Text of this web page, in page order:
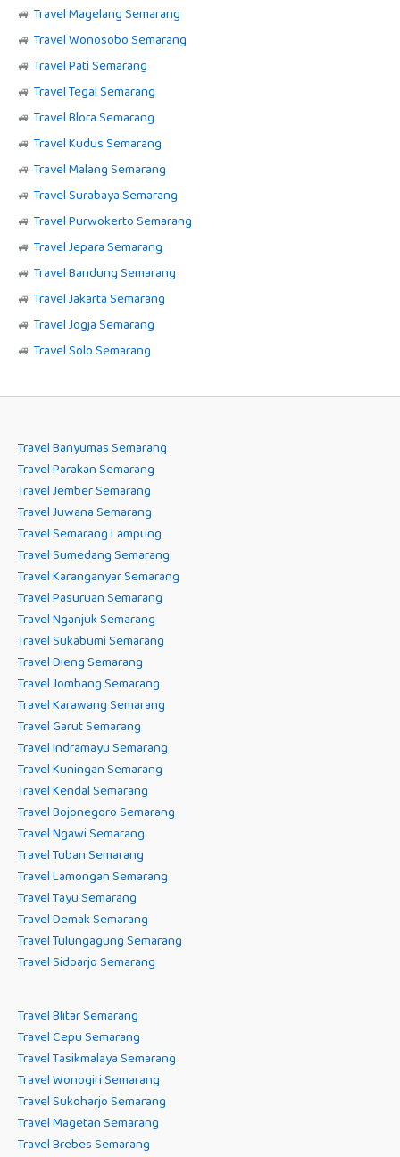
🚙 Travel Magelang Semarang
🚙 Travel Wonosobo Semarang
🚙 Travel Pati Semarang
🚙 Travel Tegal Semarang
🚙 Travel Blora Semarang
🚙 Travel Kudus Semarang
🚙 Travel Malang Semarang
🚙 Travel Surabaya Semarang
🚙 Travel Purwokerto Semarang
🚙 Travel Jepara Semarang
🚙 Travel Bandung Semarang
🚙 Travel Jakarta Semarang
🚙 Travel Jogja Semarang
🚙 Travel Solo Semarang
Travel Banyumas Semarang
Travel Parakan Semarang
Travel Jember Semarang
Travel Juwana Semarang
Travel Semarang Lampung
Travel Sumedang Semarang
Travel Karanganyar Semarang
Travel Pasuruan Semarang
Travel Nganjuk Semarang
Travel Sukabumi Semarang
Travel Dieng Semarang
Travel Jombang Semarang
Travel Karawang Semarang
Travel Garut Semarang
Travel Indramayu Semarang
Travel Kuningan Semarang
Travel Kendal Semarang
Travel Bojonegoro Semarang
Travel Ngawi Semarang
Travel Tuban Semarang
Travel Lamongan Semarang
Travel Tayu Semarang
Travel Demak Semarang
Travel Tulungagung Semarang
Travel Sidoarjo Semarang
Travel Blitar Semarang
Travel Cepu Semarang
Travel Tasikmalaya Semarang
Travel Wonogiri Semarang
Travel Sukoharjo Semarang
Travel Magetan Semarang
Travel Brebes Semarang